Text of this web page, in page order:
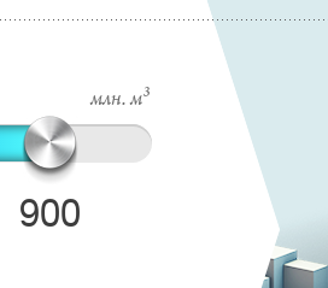
млн. м³
900